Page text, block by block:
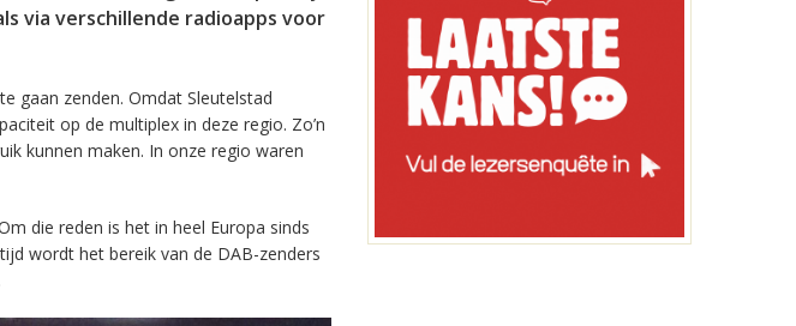
via verschillende radioapps voor
gaan zenden. Omdat Sleutelstad
op de multiplex in deze regio. Zo’n
kunnen maken. In onze regio waren
die reden is het in heel Europa sinds
wordt het bereik van de DAB-zenders